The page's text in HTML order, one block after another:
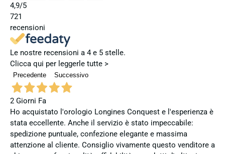
4,9/5
721
recensioni
Le nostre recensioni a 4 e 5 stelle.
Clicca qui per leggerle tutte >
Precedente Successivo
2 Giorni Fa
Ho acquistato l'orologio Longines Conquest e l'esperienza è
stata eccellente. Anche il servizio è stato impeccabile:
spedizione puntuale, confezione elegante e massima
attenzione al cliente. Consiglio vivamente questo venditore a